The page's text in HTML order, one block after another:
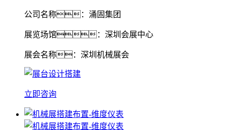
公司名称：涌固集团
展览场馆：深圳会展中心
展会名称：深圳机械展会
立即咨询